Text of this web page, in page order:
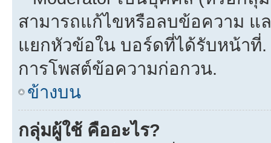
สามารถแก้ไขหรือลบข้อความ แ
แยกหัวข้อใน บอร์ดที่ได้รับหน้าที่.
การโพสต์ข้อความก่อกวน.
ข้างบน
กลุ่มผู้ใช้ คืออะไร?